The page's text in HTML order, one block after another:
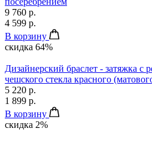
9 760 р.
4 599 р.
В корзину
скидка 64%
Дизайнерский браслет - затяжка с
чешского стекла красного
5 220 р.
1 899 р.
В корзину
скидка 2%